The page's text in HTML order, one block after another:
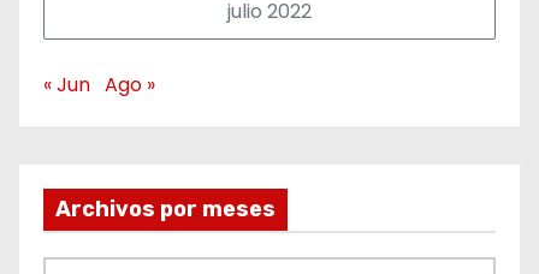
julio 2022
« Jun Ago »
Archivos por meses